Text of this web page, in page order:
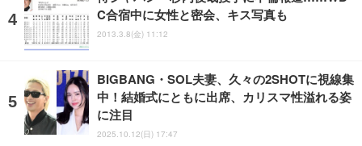
C合宿中に女性と密会、キス写真も
2013.3.8(金) 11:12
BIGBANG・SOL夫妻、久々の2SHOTに視線集
中！結婚式にともに出席、カリスマ性溢れる姿
に注目
2025.10.12(日) 17:47